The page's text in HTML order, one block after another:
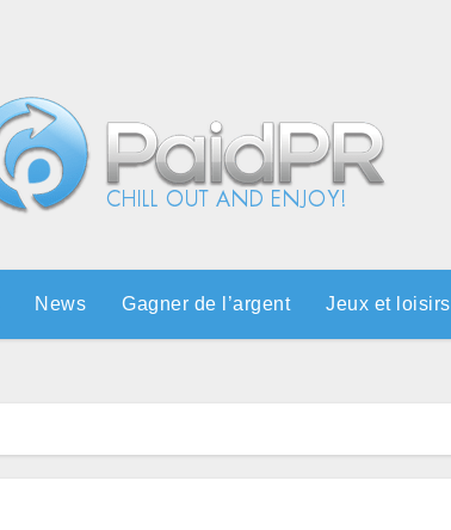
News Gagner de l’argent Jeux et loisirs